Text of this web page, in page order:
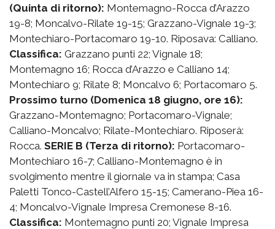
(Quinta di ritorno): Montemagno-Rocca d’Arazzo
19-8; Moncalvo-Rilate 19-15; Grazzano-Vignale 19-3;
Montechiaro-Portacomaro 19-10. Riposava: Calliano.
Classifica: Grazzano punti 22; Vignale 18;
Montemagno 16; Rocca d’Arazzo e Calliano 14;
Montechiaro 9; Rilate 8; Moncalvo 6; Portacomaro 5.
Prossimo turno (Domenica 18 giugno, ore 16):
Grazzano-Montemagno; Portacomaro-Vignale;
Calliano-Moncalvo; Rilate-Montechiaro. Riposerà:
Rocca. SERIE B (Terza di ritorno): Portacomaro-
Montechiaro 16-7; Calliano-Montemagno è in
svolgimento mentre il giornale va in stampa; Casa
Paletti Tonco-Castell’Alfero 15-15; Camerano-Piea 16-
4; Moncalvo-Vignale Impresa Cremonese 8-16.
Classifica: Montemagno punti 20; Vignale Impresa